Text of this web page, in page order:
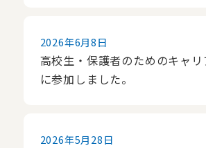
2026年6月8日
高校生・保護者のためのキャリ
に参加しました。
2026年5月28日